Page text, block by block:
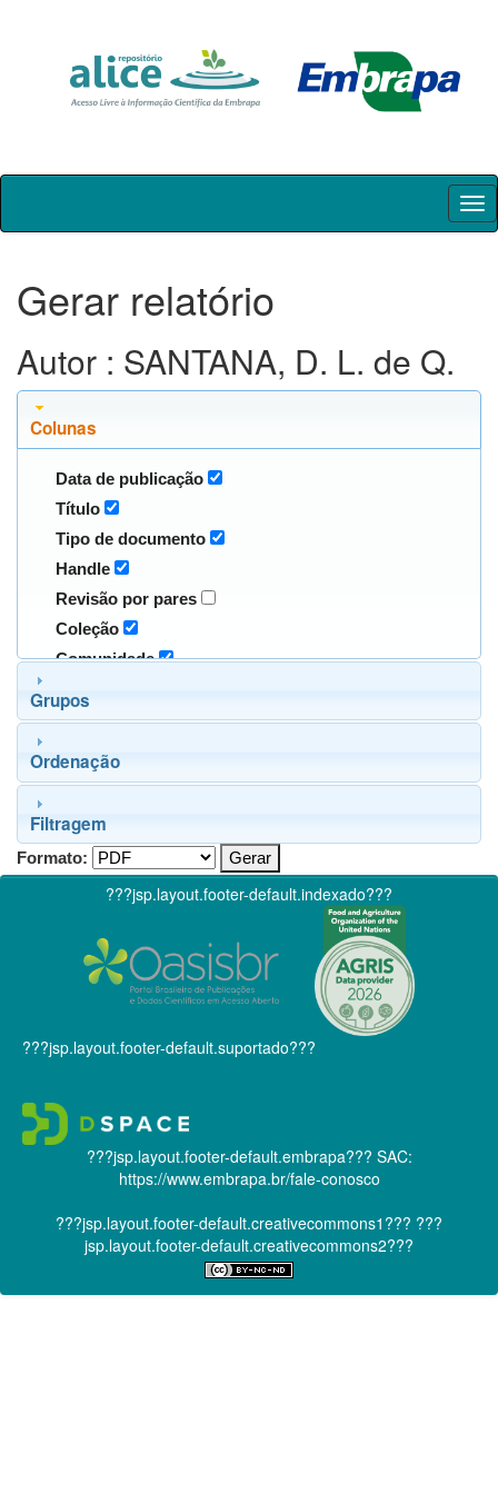
Skip
Gerar relatório
Autor : SANTANA, D. L. de Q.
Colunas
Data de publicação
Título
Tipo de documento
Handle
Revisão por pares
Coleção
Comunidade
Grupos
Ordenação
Filtragem
Formato:
???jsp.layout.footer-default.indexado???
???jsp.layout.footer-default.suportado???
???jsp.layout.footer-default.embrapa??? SAC:
https://www.embrapa.br/fale-conosco
???jsp.layout.footer-default.creativecommons1??? ???
jsp.layout.footer-default.creativecommons2???